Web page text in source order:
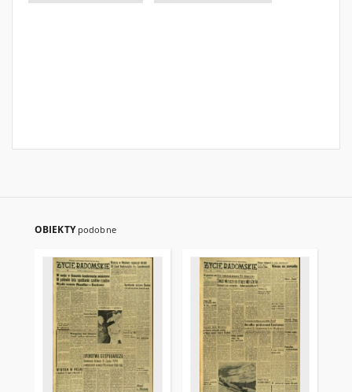
OBIEKTY podobne